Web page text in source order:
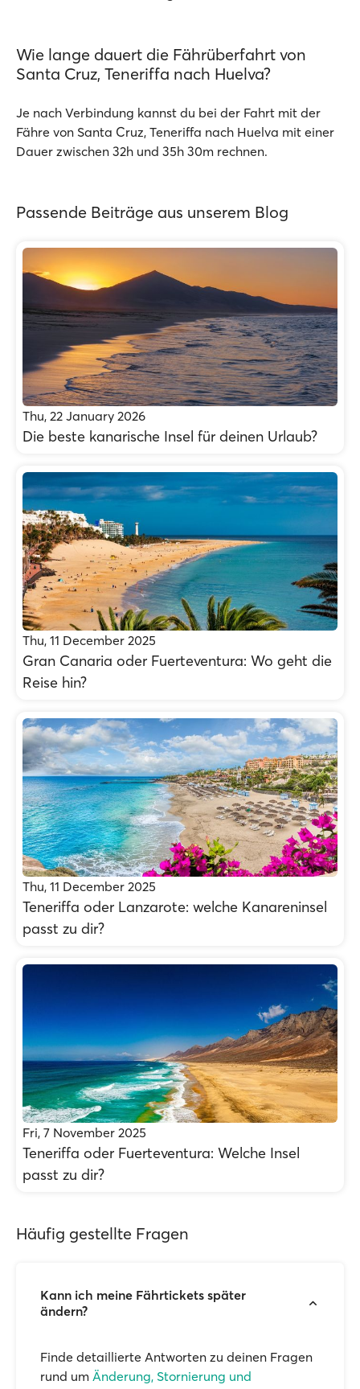
Wie lange dauert die Fährüberfahrt von
Santa Cruz, Teneriffa nach Huelva?
Je nach Verbindung kannst du bei der Fahrt mit der
Fähre von Santa Cruz, Teneriffa nach Huelva mit einer
Dauer zwischen 32h und 35h 30m rechnen.
Passende Beiträge aus unserem Blog
Thu, 22 January 2026
Die beste kanarische Insel für deinen Urlaub?
Thu, 11 December 2025
Gran Canaria oder Fuerteventura: Wo geht die
Reise hin?
Thu, 11 December 2025
Teneriffa oder Lanzarote: welche Kanareninsel
passt zu dir?
Fri, 7 November 2025
Teneriffa oder Fuerteventura: Welche Insel
passt zu dir?
Häufig gestellte Fragen
Kann ich meine Fährtickets später
ändern?
Finde detaillierte Antworten zu deinen Fragen
rund um Änderung, Stornierung und